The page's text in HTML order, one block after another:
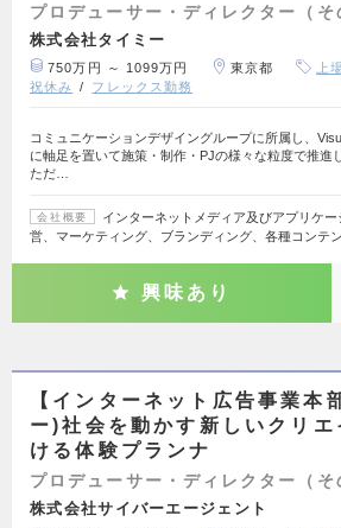
プロデューサー・ディレクター（そ
株式会社タイミー
750万円 ～ 1099万円 東京都 上
祝休み
フレックス勤務
コミュニケーションデザイングループに所属し、
に軸足を置いて施策・制作・PJの様々な粒度で推進
ただ…
会社概要
インターネットメディア及びアプリケ
営、マーケティング、ブランディング、各種コンテ
興味あり
【インターネット広告事業本
ー)社会を動かす新しいクリエ
ける体験プランナ
プロデューサー・ディレクター（そ
株式会社サイバーエージェント